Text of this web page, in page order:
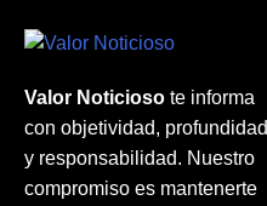
Valor Noticioso te informa
con objetividad, profundidad
y responsabilidad. Nuestro
compromiso es mantenerte